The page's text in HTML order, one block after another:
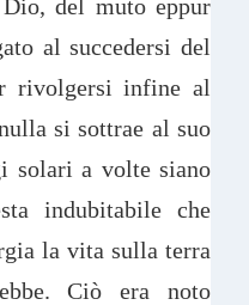
del muto eppur
al succedersi del
rivolgersi infine al
si sottrae al suo
solari a volte siano
indubitabile che
la vita sulla terra
Ciò era noto